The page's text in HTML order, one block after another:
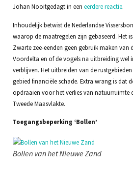
Johan Nooitgedagt in een eerdere reactie.
Inhoudelijk betwist de Nederlandse
waarop de maatregelen zijn gebaseerd. Het
Zwarte zee-eenden geen gebruik maken van
Voordelta en of de vogels na uitbreiding wel
verblijven. Het uitbreiden van de
gebied financiële schade. Extra wrang is dat
opdraaien voor het verlies van natuurruimte
Tweede Maasvlakte.
Toegangsbeperking ‘Bollen’
Bollen van het Nieuwe Zand